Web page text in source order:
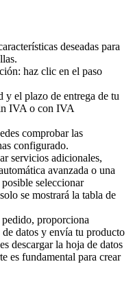
deseadas para
haz clic en el paso
y el plazo de entrega de tu
IVA o con IVA
comprobar las
configurado.
servicios adicionales,
avanzada o una
seleccionar
se mostrará la tabla de
proporciona
datos y envía tu producto
descargar la hoja de datos
es fundamental para crear